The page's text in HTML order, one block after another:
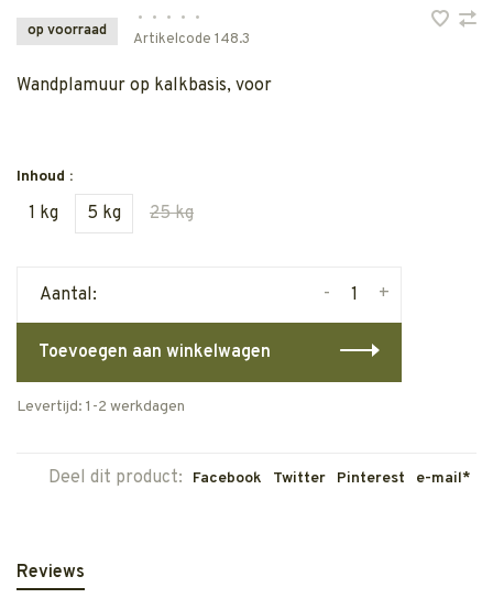
op voorraad
• • • •
•
Artikelcode 148.3
Wandplamuur op kalkbasis, voor
Inhoud :
1 kg 5 kg 25 kg
Aantal: +
-
Toevoegen aan winkelwagen
Levertijd: 1-2 werkdagen
Deel dit product: Facebook Twitter Pinterest e-mail*
Reviews